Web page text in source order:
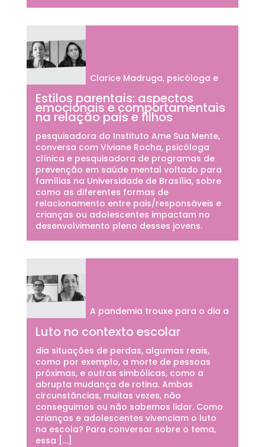
Estilos parentais: aspectos
emocionais e comportamentais
na relação pais e filhos
Clarice Madruga, psicóloga e
pesquisadora do Instituto Ame Sua Mente,
conversa com Viviane Rocha, psicóloga
clínica e pesquisadora de programas de
prevenção em saúde mental voltado para
famílias na Universidade de Brasília, sobre
como as diferentes formas de
relacionamento entre pais/responsáveis e
crianças ou adolescentes impactam no
desenvolvimento pleno desses jovens.
Luto no contexto escolar
A pandemia trouxe para o dia a
dia situações de perdas, algumas reais,
como por exemplo, a morte de pessoas
próximas, e outras simbólicas, como a
abrupta mudança de rotina. Ambas
circunstâncias, muitas vezes, não
conseguimos ou não sabemos lidar. Como
crianças e adolescentes vivenciam o luto
na escola? Para conversar sobre o tema,
essa […]